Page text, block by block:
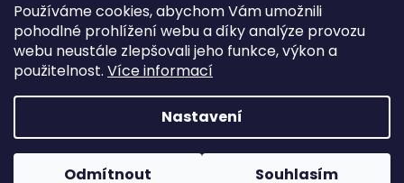
Používáme cookies, abychom Vám umožnili
pohodlné prohlížení webu a díky analýze provozu
webu neustále zlepšovali jeho funkce, výkon a
použitelnost. Více informací
Nastavení
Odmítnout Souhlasím
Copyright 2026Oxybag . Všechna práva vyhrazena.